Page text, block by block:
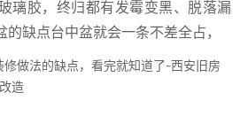
璃胶，终归都有发霉变黑、脱落漏
缺点台中盆就会一条不差全占，